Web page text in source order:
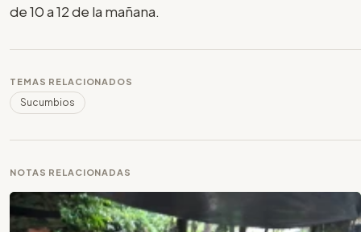
de 10 a 12 de la mañana.
TEMAS RELACIONADOS
Sucumbios
NOTAS RELACIONADAS